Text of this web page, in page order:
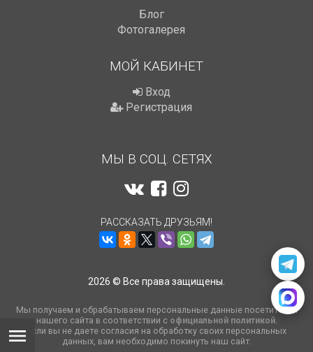
Блог
Фотогалерея
МОЙ КАБИНЕТ
Вход
Регистрация
МЫ В СОЦ. СЕТЯХ
РАССКАЗАТЬ ДРУЗЬЯМ!
2026 © Все права защищены.
Мы получаем и обрабатываем персональные данные посетителей
нашего сайта в соответствии с официальной политикой.
Если вы не даете согласия на обработку своих персональных
данных, вам необходимо покинуть наш сайт.